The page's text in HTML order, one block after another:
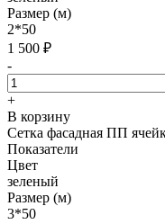
Размер (м)
2*50
1 500 ₽
-
+
В корзину
Сетка фасадная ПП
Показатели
Цвет
зеленый
Размер (м)
3*50